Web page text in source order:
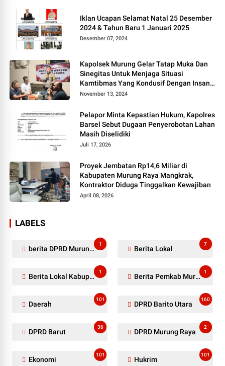
Iklan Ucapan Selamat Natal 25 Desember
2024 & Tahun Baru 1 Januari 2025
Desember 07, 2024
Kapolsek Murung Gelar Tatap Muka Dan
Sinegitas Untuk Menjaga Situasi
Kamtibmas Yang Kondusif Dengan Insan
Pers
November 13, 2024
Pelapor Minta Kepastian Hukum, Kapolres
Barsel Sebut Dugaan Penyerobotan Lahan
Masih Diselidiki
Juli 17, 2026
Proyek Jembatan Rp14,6 Miliar di
Kabupaten Murung Raya Mangkrak,
Kontraktor Diduga Tinggalkan Kewajiban
April 08, 2026
LABELS
berita DPRD Murung Raya
1
Berita Lokal
7
Berita Lokal Kabupaten Barito Utara
1
Berita Pemkab Murung Raya
1
Daerah
101
DPRD Barito Utara
160
DPRD Barut
36
DPRD Murung Raya
2
Ekonomi
101
Hukrim
101